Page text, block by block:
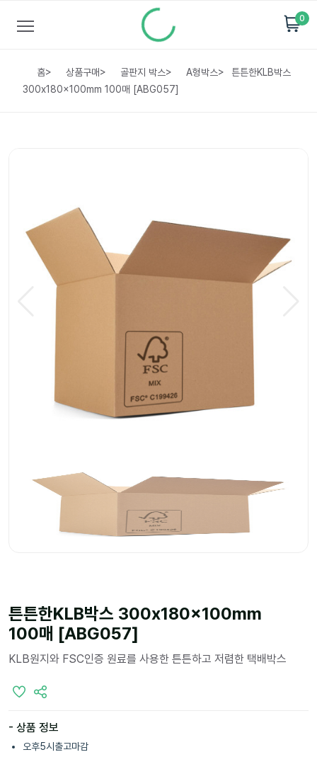
0
홈> 상품구매> 골판지 박스> A형박스>
튼튼한KLB박스
300x180x100mm 100매 [ABG057]
튼튼한KLB박스 300x180x100mm
100매 [ABG057]
KLB원지와 FSC인증 원료를 사용한 튼튼하고 저렴한 택배박스
- 상품 정보
오후5시출고마감